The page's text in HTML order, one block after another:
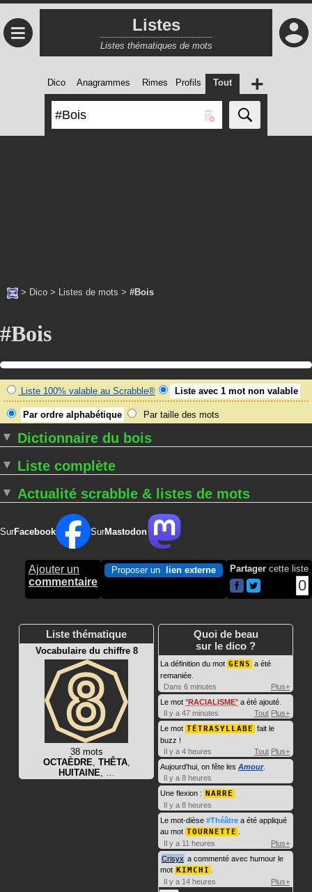
≡ Listes
Listes thématiques de mots
Dico Anagrammes Rimes Profils Tout +
> Dico > Listes de mots > #Bois
#Bois
Liste 100% valable au Scrabble® Liste avec 1 mot non valable
Par ordre alphabétique Par taille des mots
Dictionnaire du bois
Liste complète
Actualité scrabble & listes de mots
SurFacebook SurMastodon
Ajouter un
commentaire
Proposer un lien externe Partager cette liste
0
Liste thématique
Vocabulaire du chiffre 8
38 mots
OCTAÈDRE, THÊTA,
HUITAINE, …
Quoi de beau
sur le dico ?
La définition du mot GENS a été
remaniée.
Dans 6 minutes
Plus+
Le mot
RACIALISME a été ajouté.
Il y a 47 minutes
Tout Plus+
Le mot TÉTRASYLLABE fait le
buzz !
Il y a 4 heures
Tout Plus+
Aujourd'hui, on fête les Amour.
Il y a 8 heures
Une flexion :
NARRE
Il y a 8 heures
Le mot-dièse #Théâtre a été appliqué
au mot TOURNETTE
Il y a 11 heures
Plus+
Crisyx a commenté avec humour le
mot KIMCHI
Il y a 14 heures
Plus+